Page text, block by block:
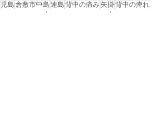
児島倉敷市中島連島背中の痛み 矢掛背中の痺れ